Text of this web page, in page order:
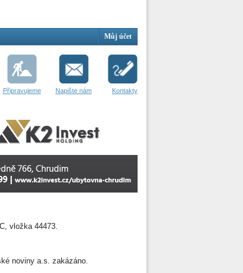
Můj účet
Připravujeme Napište nám Kontakty
vložka 44473.
noviny a.s. zakázáno.